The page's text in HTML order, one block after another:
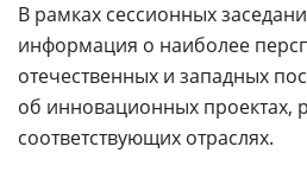
В рамках сессионных
информация о наиболее
отечественных и западных
об инновационных проектах,
соответствующих отраслях.